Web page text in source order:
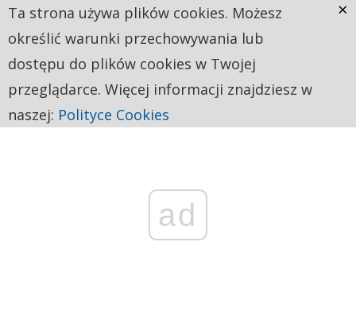
ad
Ta strona używa plików cookies. Możesz
określić warunki przechowywania lub
dostępu do plików cookies w Twojej
przeglądarce. Więcej informacji znajdziesz w
naszej: Polityce Cookies
×